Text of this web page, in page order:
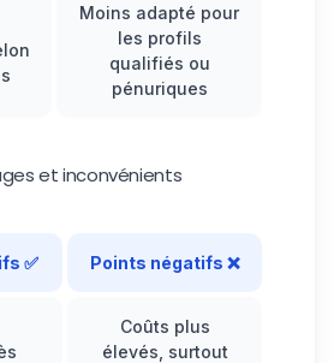
Moins adapté pour
les profils
qualifiés ou
pénuriques
et inconvénients
✅ Points négatifs ❌
Coûts plus
élevés, surtout